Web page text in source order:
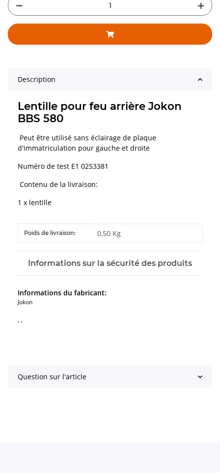
Description
Lentille pour feu arrière Jokon
BBS 580
Peut être utilisé sans éclairage de plaque
d'immatriculation pour gauche et droite
Numéro de test E1 0253381
Contenu de la livraison:
1 x lentille
#productDetails.itemInformation#
#productDetails.itemValue#
Poids de livraison: 0,50 Kg
Informations sur la sécurité des produits
Informations du fabricant:
Jokon
, ,
Question sur l'article